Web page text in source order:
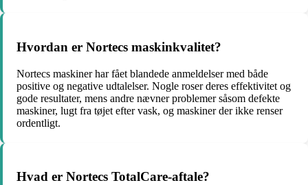
Hvordan er Nortecs maskinkvalitet?
Nortecs maskiner har fået blandede anmeldelser med både
positive og negative udtalelser. Nogle roser deres effektivitet og
gode resultater, mens andre nævner problemer såsom defekte
maskiner, lugt fra tøjet efter vask, og maskiner der ikke renser
ordentligt.
Hvad er Nortecs TotalCare-aftale?